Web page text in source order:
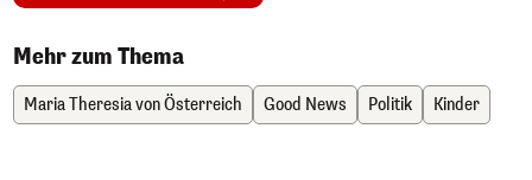
Mehr zum Thema
Maria Theresia von Österreich Good News Politik Kinder